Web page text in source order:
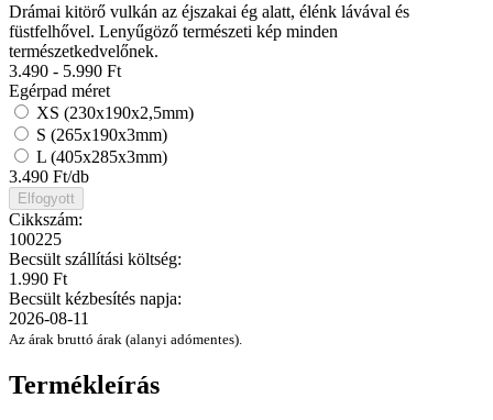
Drámai kitörő vulkán az éjszakai ég alatt, élénk lávával és
füstfelhővel. Lenyűgöző természeti kép minden
természetkedvelőnek.
3.490 - 5.990 Ft
Egérpad méret
XS (230x190x2,5mm)
S (265x190x3mm)
L (405x285x3mm)
3.490 Ft/db
Elfogyott
Cikkszám:
100225
Becsült szállítási költség:
1.990 Ft
Becsült kézbesítés napja:
2026-08-11
Az árak bruttó árak (alanyi adómentes).
Termékleírás